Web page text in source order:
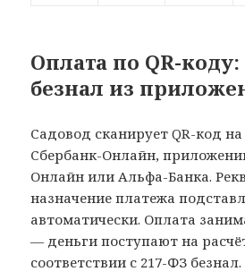
Оплата по QR-
безнал из
Садовод сканирует QR-код
Сбербанк-Онлайн,
Онлайн или Альфа-Банка.
назначение платежа
автоматически. Оплата
— деньги поступают на
соответствии с 217-ФЗ безнал.